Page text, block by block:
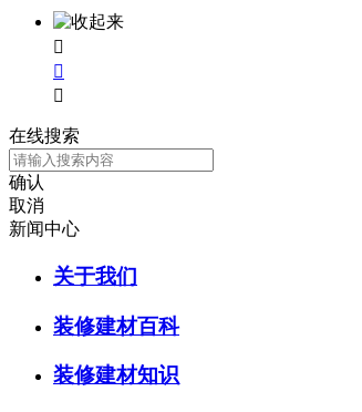



在线搜索
确认
取消
新闻中心
关于我们
装修建材百科
装修建材知识